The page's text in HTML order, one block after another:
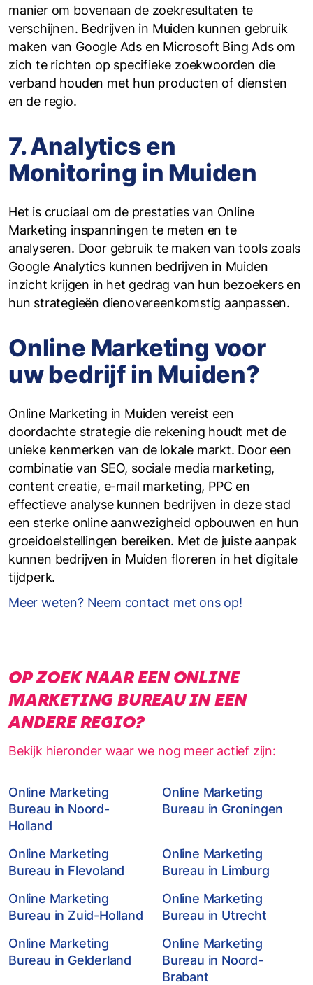
manier om bovenaan de zoekresultaten te
verschijnen. Bedrijven in Muiden kunnen gebruik
maken van Google Ads en Microsoft Bing Ads om
zich te richten op specifieke zoekwoorden die
verband houden met hun producten of diensten
en de regio.
7. Analytics en
Monitoring in Muiden
Het is cruciaal om de prestaties van Online
Marketing inspanningen te meten en te
analyseren. Door gebruik te maken van tools zoals
Google Analytics kunnen bedrijven in Muiden
inzicht krijgen in het gedrag van hun bezoekers en
hun strategieën dienovereenkomstig aanpassen.
Online Marketing voor
uw bedrijf in Muiden?
Online Marketing in Muiden vereist een
doordachte strategie die rekening houdt met de
unieke kenmerken van de lokale markt. Door een
combinatie van SEO, sociale media marketing,
content creatie, e-mail marketing, PPC en
effectieve analyse kunnen bedrijven in deze stad
een sterke online aanwezigheid opbouwen en hun
groeidoelstellingen bereiken. Met de juiste aanpak
kunnen bedrijven in Muiden floreren in het digitale
tijdperk.
Meer weten? Neem contact met ons op!
OP ZOEK NAAR EEN ONLINE
MARKETING BUREAU IN EEN
ANDERE REGIO?
Bekijk hieronder waar we nog meer actief zijn:
Online Marketing
Bureau in Noord-
Holland
Online Marketing
Bureau in Groningen
Online Marketing
Bureau in Flevoland
Online Marketing
Bureau in Limburg
Online Marketing
Bureau in Zuid-Holland
Online Marketing
Bureau in Utrecht
Online Marketing
Bureau in Gelderland
Online Marketing
Bureau in Noord-
Brabant